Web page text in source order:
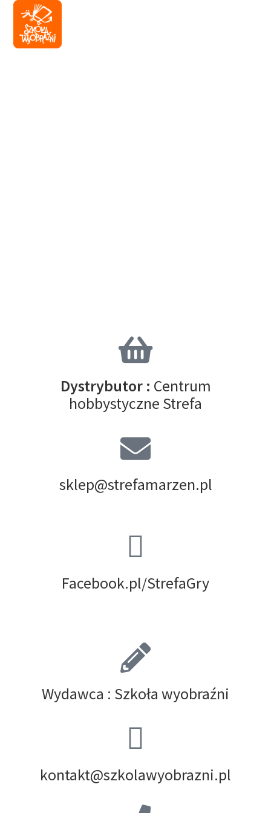
Dystrybutor : Centrum
hobbystyczne Strefa
sklep@strefamarzen.pl
Facebook.pl/StrefaGry
Wydawca : Szkoła wyobraźni
kontakt@szkolawyobrazni.pl